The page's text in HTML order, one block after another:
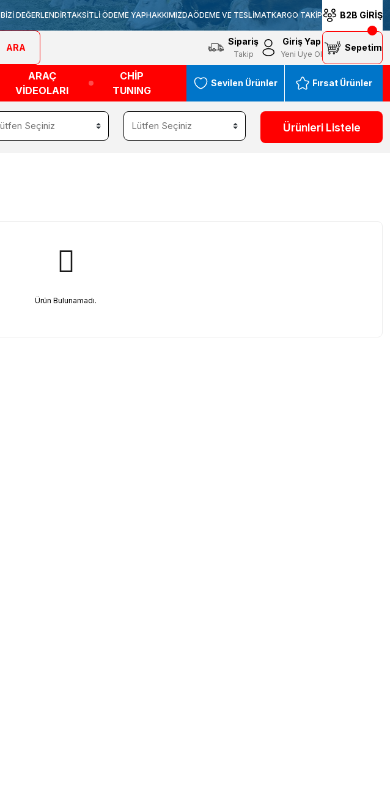
BİZİ DEĞERLENDİRTAKSİTLİ ÖDEME YAPHAKKIMIZDAÖDEME VE TESLİMATKARGO TAKİP B2B GİRİŞ
ARA
Sipariş
Takip
Giriş Yap
Yeni Üye Ol
Sepetim
ARAÇ
VİDEOLARI
CHİP
TUNING
Sevilen Ürünler Fırsat Ürünler
Ürünleri Listele
Ürün Bulunamadı.